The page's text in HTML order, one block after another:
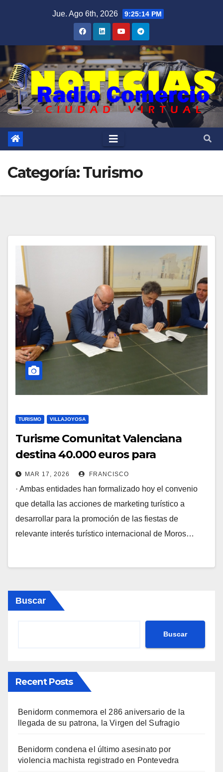
Jue. Ago 6th, 2026 9:25:15 PM
Categoría:Turismo
TURISMO VILLAJOYOSA
Turisme Comunitat Valenciana
destina 40.000 euros para
promoción del producto turístico
de la Vila Joiosa
MAR 17, 2026 FRANCISCO
· Ambas entidades han formalizado hoy el convenio
que detalla las acciones de marketing turístico a
desarrollar para la promoción de las fiestas de
relevante interés turístico internacional de Moros…
Buscar
Buscar
Recent Posts
Benidorm conmemora el 286 aniversario de la
llegada de su patrona, la Virgen del Sufragio
Benidorm condena el último asesinato por
violencia machista registrado en Pontevedra